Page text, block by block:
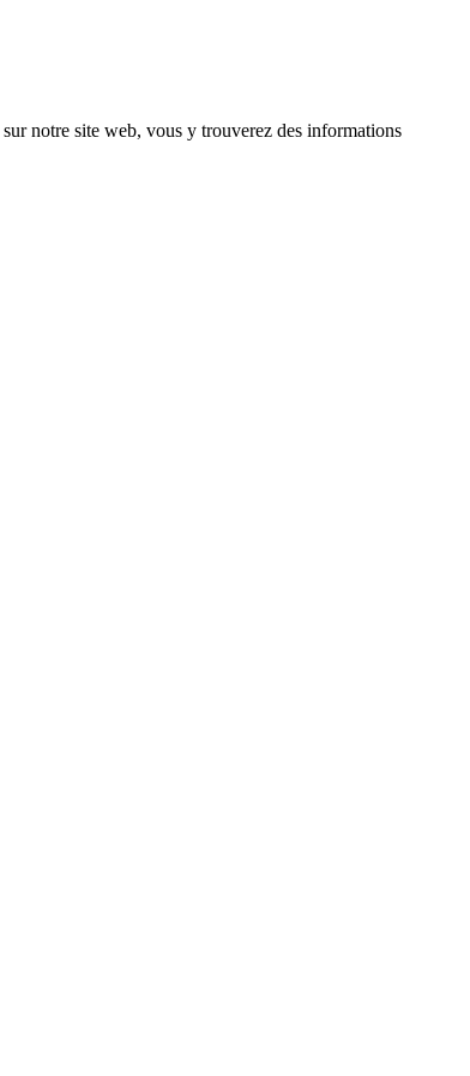
sur notre site web, vous y trouverez des informations